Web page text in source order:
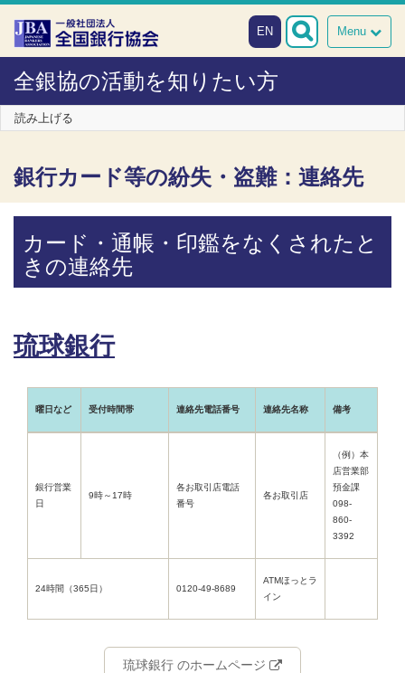
本文へスキップ
障がい者向け相談窓口
Menu
EN
全銀協の活動を知りたい方
読み上げる
銀行カード等の紛失・盗難：連絡先
カード・通帳・印鑑をなくされたと
きの連絡先
琉球銀行
曜日など 受付時間帯 連絡先電話番号 連絡先名称 備考
銀行営業
日
9時～17時
各お取引店電話
番号
各お取引店
（例）本
店営業部
預金課
098-
860-
3392
24時間（365日） 0120-49-8689
ATMほっとラ
イン
琉球銀行 のホームページ